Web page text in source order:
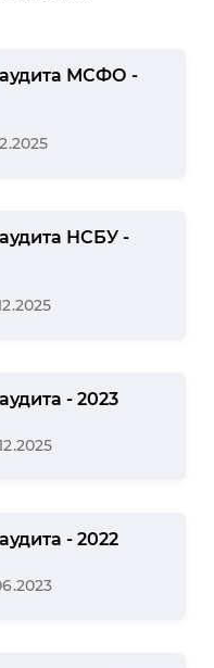
МСФО -
НСБУ -
- 2023
- 2022